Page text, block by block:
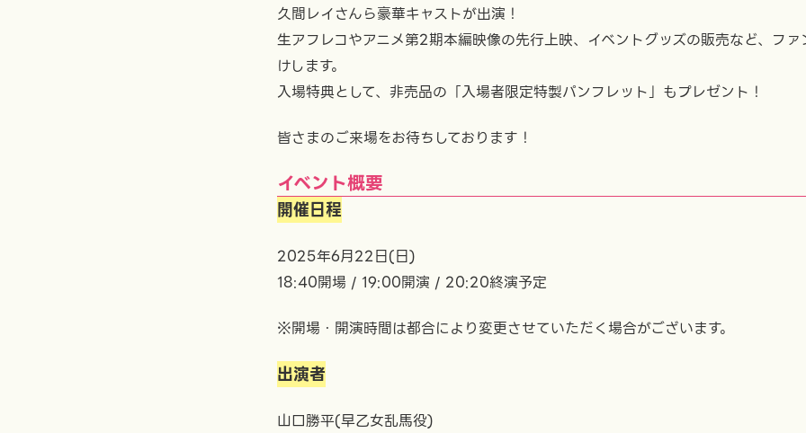
久間レイさんら豪華キャストが出演！
生アフレコやアニメ第2期本編映像の先行上映、イベントグッズの販売など、フ
けします。
入場特典として、非売品の「入場者限定特製パンフレット」もプレゼント！
皆さまのご来場をお待ちしております！
イベント概要
開催日程
2025年6月22日(日)
18:40開場 / 19:00開演 / 20:20終演予定
※開場・開演時間は都合により変更させていただく場合がございます。
出演者
山口勝平(早乙女乱馬役)